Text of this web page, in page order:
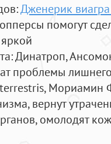
Дженерик
помогут
: Динатроп,
проблемы
Мориамин
вернут
омолодят